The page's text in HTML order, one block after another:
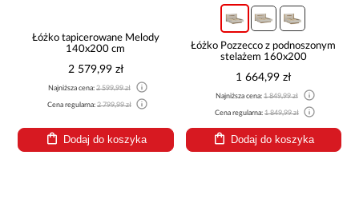
Łóżko tapicerowane Melody
140x200 cm
2 579,99 zł
Najniższa cena: 2 599,99 zł
Cena regularna: 2 799,99 zł
Dodaj do koszyka
Łóżko Pozzecco z podnoszonym
stelażem 160x200
1 664,99 zł
Najniższa cena:1 849,99 zł
Cena regularna:1 849,99 zł
Dodaj do koszyka